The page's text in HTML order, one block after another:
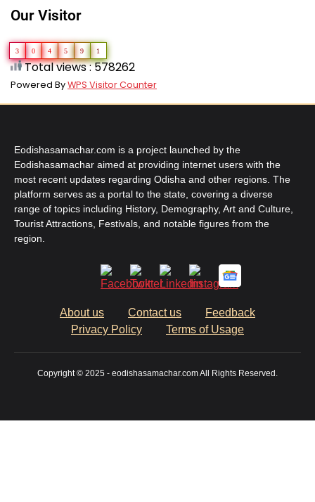
Our Visitor
3 0 4 5 9 1
Total views : 578262
Powered ByWPS Visitor Counter
Eodishasamachar.com is a project launched by the
Eodishasamachar aimed at providing internet users with the
most recent updates regarding Odisha and other regions. The
platform serves as a portal to the state, covering a diverse
range of topics including History, Demography, Art and Culture,
Tourist Attractions, Festivals, and notable figures from the
region.
About us Contact us
Feedback
Privacy Policy
Terms of Usage
Copyright © 2025 - eodishasamachar.com All Rights Reserved.